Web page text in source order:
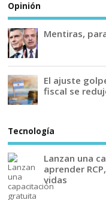
Opinión
Mentiras,
El ajuste
fiscal se
Tecnología
Lanzan una
aprender
vidas